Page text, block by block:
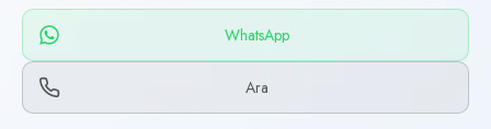
28 Eylül 2026
Başvuru kanalları
WhatsApp, Telefon
WhatsApp
Ara